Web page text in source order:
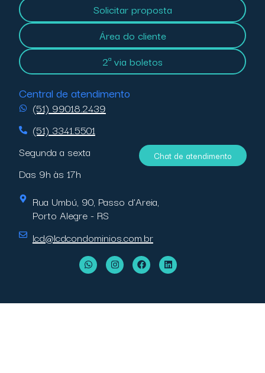
Chat de atendimento
Solicitar proposta
Área do cliente
2ª via boletos
Central de atendimento
(51) 99018.2439
(51) 3341.5501
Segunda a sexta
Das 9h às 17h
Rua Umbú, 90, Passo d’Areia,
Porto Alegre - RS
lcd@lcdcondominios.com.br